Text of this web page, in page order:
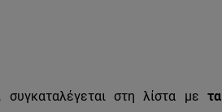
στη λίστα με τα